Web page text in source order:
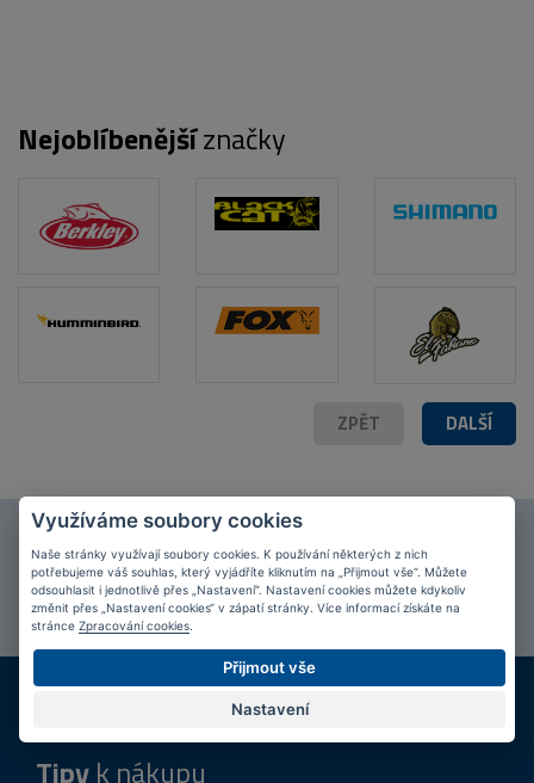
Nejoblíbenějšíznačky
DALŠÍ
ZPĚT
Připojte se k našimfanouškůmna Facebooku!
PŘIPOJIT SE
DOPRAVA ZDARMA
KAMENNÉ PRODEJNY
Jsme na trhu více než 10 let
Tipyk nákupu
Využíváme soubory cookies
Naše stránky využívají soubory cookies. K používání některých z nich
potřebujeme váš souhlas, který vyjádříte kliknutím na „Přijmout vše“. Můžete
odsouhlasit i jednotlivě přes „Nastavení“. Nastavení cookies můžete kdykoliv
změnit přes „Nastavení cookies“ v zápatí stránky. Více informací získáte na
stránce Zpracování cookies
Přijmout vše
Nastavení